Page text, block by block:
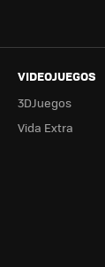
VIDEOJUEGOS
3DJuegos
Vida Extra